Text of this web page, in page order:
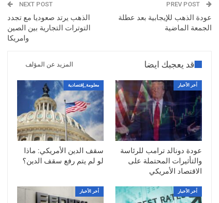
عودة الذهب للإيجابية بعد عطلة
الجمعة الماضية
NEXT POST
الذهب يرتد صعوديا مع تجدد
التوترات التجارية بين الصين
وامريكا
قد يعجبك ايضا المزيد عن المؤلف
أخر الأخبار
عودة دونالد ترامب للرئاسة
والتأثيرات المحتملة على
الاقتصاد الأمريكي
معلومة_إقتصادية
سقف الدين الأمريكي: ماذا
لو لم يتم رفع سقف الدين؟
أخر الأخبار أخر الأخبار